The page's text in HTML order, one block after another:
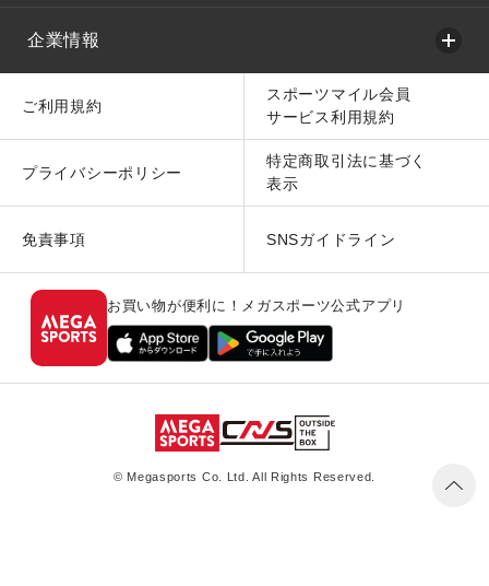
企業情報
ご利用規約
スポーツマイル会員
サービス利用規約
プライバシーポリシー
特定商取引法に基づく
表示
免責事項 SNSガイドライン
お買い物が便利に！メガスポーツ公式アプリ
© Megasports Co. Ltd. All Rights Reserved.